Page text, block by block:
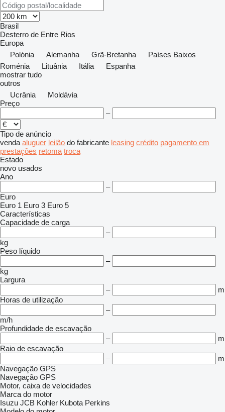
Brasil
Desterro de Entre Rios
Europa
Polónia
Alemanha Grã-Bretanha
Países Baixos
Roménia
Lituânia Itália
Espanha
mostrar tudo
outros
Ucrânia
Moldávia
Preço
–
Tipo de anúncio
venda aluguer leilão do fabricante leasing crédito pagamento em
prestações retoma troca
Estado
novo usados
Ano
–
Euro
Euro 1 Euro 3 Euro 5
Características
Capacidade de carga
–
kg
Peso líquido
–
kg
Largura
–
m
Horas de utilização
–
m/h
Profundidade de escavação
–
m
Raio de escavação
–
m
Navegação GPS
Navegação GPS
Motor, caixa de velocidades
Marca do motor
Isuzu JCB Kohler Kubota Perkins